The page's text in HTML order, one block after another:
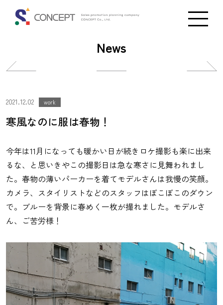
News
投
ナ
ビ
ゲ
ー
シ
ョ
ン
ー
シ
ョ
ン
2021.12.02 work
寒風なのに服は春物！
今年は11月になっても暖かい日が続きロケ撮影も楽に出来
るな、と思いきやこの撮影日は急な寒さに見舞われまし
た。春物の薄いパーカーを着てモデルさんは我慢の笑顔。
カメラ、スタイリストなどのスタッフはぼこぼこのダウン
で。ブルーを背景に春めく一枚が撮れました。モデルさ
ん、ご苦労様！